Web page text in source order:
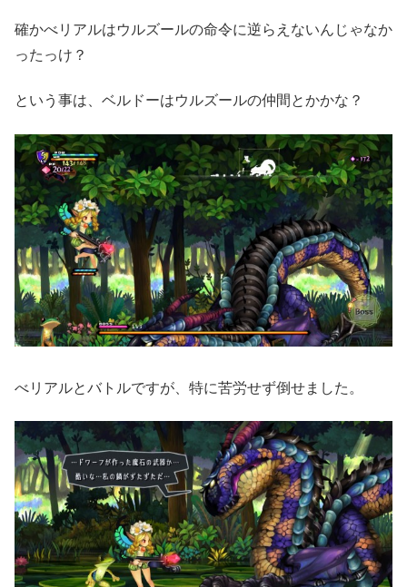
確かべリアルはウルズールの命令に逆らえないんじゃなか
ったっけ？
という事は、ベルドーはウルズールの仲間とかかな？
べリアルとバトルですが、特に苦労せず倒せました。